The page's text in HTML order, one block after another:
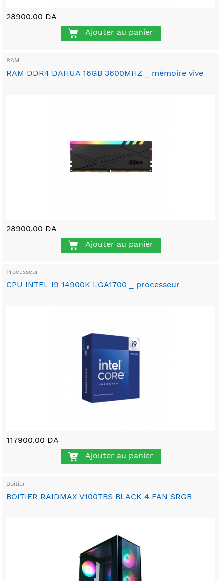
28900.00 DA
Ajouter au panier
RAM
RAM DDR4 DAHUA 16GB 3600MHZ _ mémoire vive
28900.00 DA
Ajouter au panier
Processeur
CPU INTEL I9 14900K LGA1700 _ processeur
117900.00 DA
Ajouter au panier
Boitier
BOITIER RAIDMAX V100TBS BLACK 4 FAN SRGB